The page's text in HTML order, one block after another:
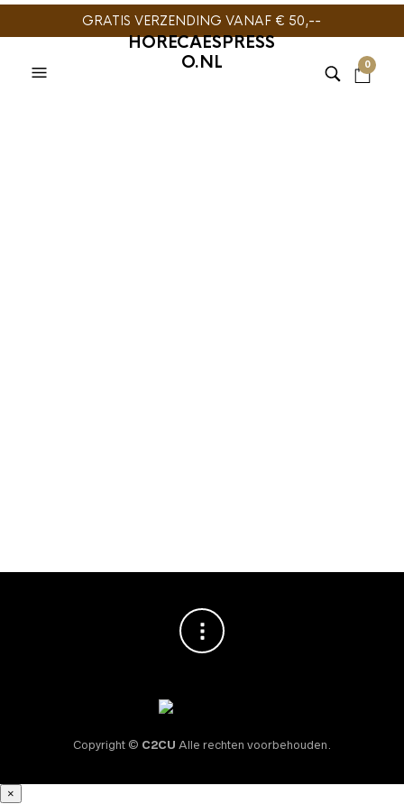
GRATIS VERZENDING VANAF € 50,--
HORECAESPRESS
O.NL
0
Copyright © C2CU Alle rechten voorbehouden.
×